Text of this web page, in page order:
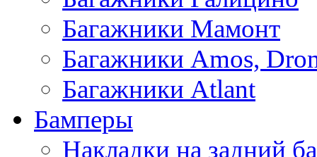
Багажники Мамонт
Багажники Amos,
Багажники Atlant
Бамперы
Накладки на задний